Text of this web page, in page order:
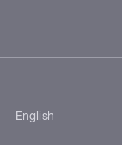
English